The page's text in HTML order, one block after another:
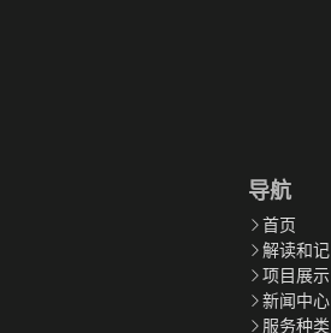
导航
首页
解读和
项目展示
新闻中心
服务种类